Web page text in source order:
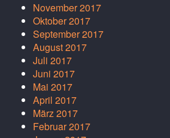
November 2017
Oktober 2017
September 2017
August 2017
Juli 2017
Juni 2017
Mai 2017
April 2017
März 2017
Februar 2017